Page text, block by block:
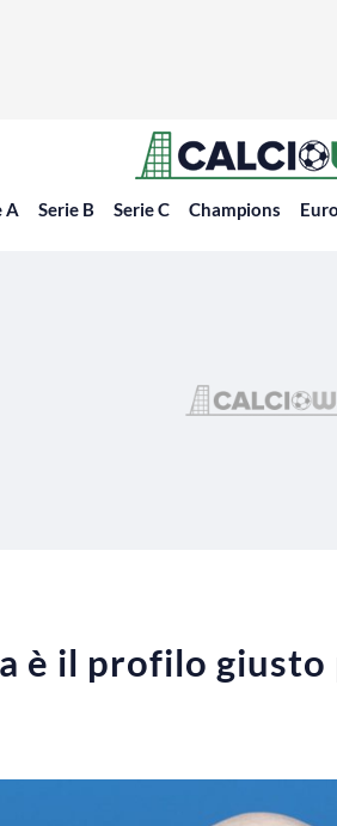
A Serie B Serie C Champions
è il profilo giusto